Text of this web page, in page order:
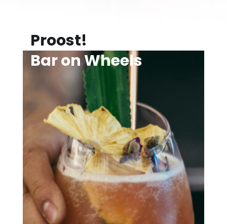
Proost!
Bar on Wheels